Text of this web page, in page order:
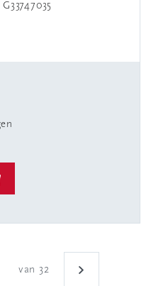
G33747035
van 32